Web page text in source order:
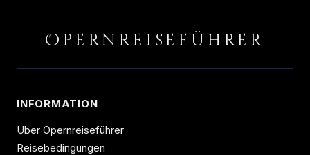
O PERNREISEFÜHRER
INFORMATION
Über Opernreiseführer
Reisebedingungen